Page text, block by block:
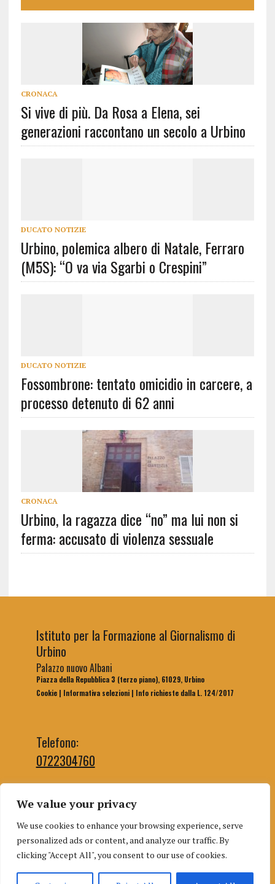
We value your privacy
We use cookies to enhance your browsing experience, serve
personalized ads or content, and analyze our traffic. By
clicking "Accept All", you consent to our use of cookies.
CRONACA
Si vive di più. Da Rosa a Elena, sei
generazioni raccontano un secolo a Urbino
DUCATO NOTIZIE
Urbino, polemica albero di Natale, Ferraro
(M5S): “O va via Sgarbi o Crespini”
DUCATO NOTIZIE
Fossombrone: tentato omicidio in carcere, a
processo detenuto di 62 anni
CRONACA
Urbino, la ragazza dice “no” ma lui non si
ferma: accusato di violenza sessuale
Istituto per la Formazione al Giornalismo di
Urbino
Palazzo nuovo Albani
Piazza della Repubblica 3 (terzo piano), 61029, Urbino
Cookie| Informativa selezioni| Info richieste dalla L. 124/2017
Telefono:
0722304760
Email segreteria:
segreteriaifg@uniurb.it
Email redazione:
redazioneifgurbino@gmail.com